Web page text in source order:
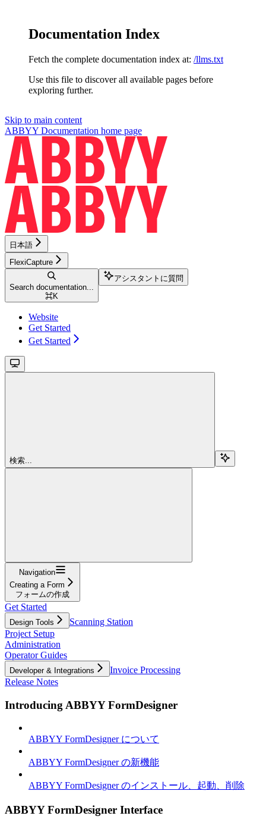
Documentation Index
Fetch the complete documentation index at: /llms.txt
Use this file to discover all available pages before
exploring further.
Skip to main content
ABBYY Documentation home page
日本語
FlexiCapture
Search documentation...
⌘K
アシスタントに質問
Website
Get Started
Get Started
検索...
Navigation
Creating a Form
フォームの作成
Get Started
Design Tools
Scanning Station
Project Setup
Administration
Operator Guides
Developer & Integrations
Invoice Processing
Release Notes
Introducing ABBYY FormDesigner
ABBYY FormDesigner について
ABBYY FormDesigner の新機能
ABBYY FormDesigner のインストール、起動、削除
ABBYY FormDesigner Interface